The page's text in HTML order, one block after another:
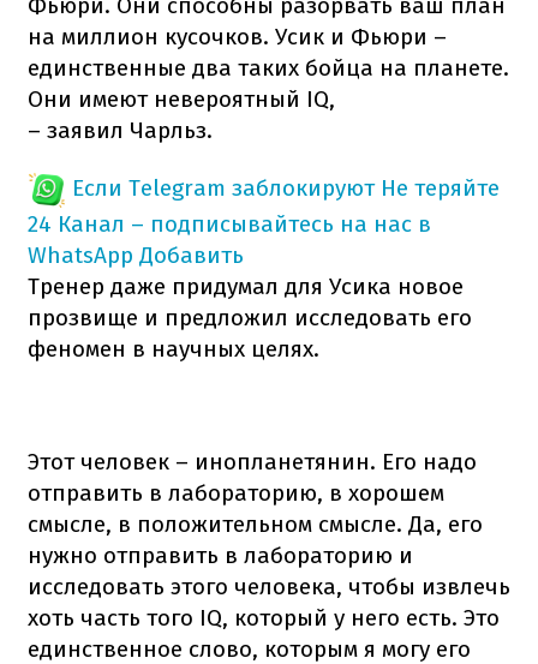
на миллион кусочков. Усик и Фьюри –
единственные два таких бойца на планете.
Они имеют невероятный IQ,
– заявил Чарльз.
Если Telegram заблокируют Не теряйте
24 Канал – подписывайтесь на нас в
WhatsApp Добавить
Тренер даже придумал для Усика новое
прозвище и предложил исследовать его
феномен в научных целях.
Этот человек – инопланетянин. Его надо
отправить в лабораторию, в хорошем
смысле, в положительном смысле. Да, его
нужно отправить в лабораторию и
исследовать этого человека, чтобы извлечь
хоть часть того IQ, который у него есть. Это
единственное слово, которым я могу его